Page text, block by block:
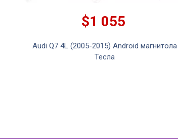
$1 055
Audi Q7 4L (2005-2015) Android магнитола
Тесла